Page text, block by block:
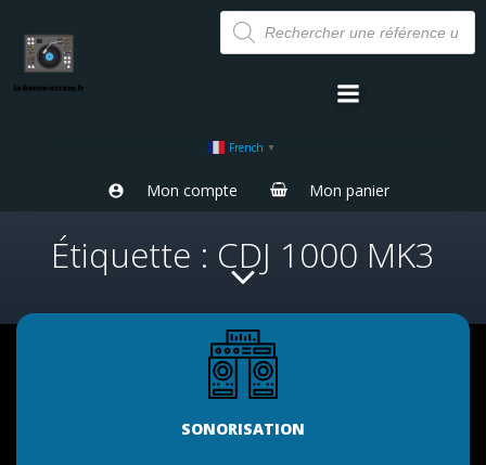
Aller
au
contenu
Recherche
de
produits
French ▼
Mon compte Mon panier
Étiquette : CDJ 1000 MK3
SONORISATION